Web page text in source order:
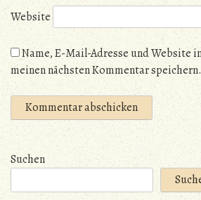
Website
Name, E-Mail-Adresse und Website
meinen nächsten Kommentar speichern.
Suchen